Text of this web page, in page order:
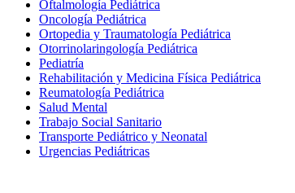
Oftalmología Pediátrica
Oncología Pediátrica
Ortopedia y Traumatología Pediátrica
Otorrinolaringología Pediátrica
Pediatría
Rehabilitación y Medicina Física Pediátrica
Reumatología Pediátrica
Salud Mental
Trabajo Social Sanitario
Transporte Pediátrico y Neonatal
Urgencias Pediátricas